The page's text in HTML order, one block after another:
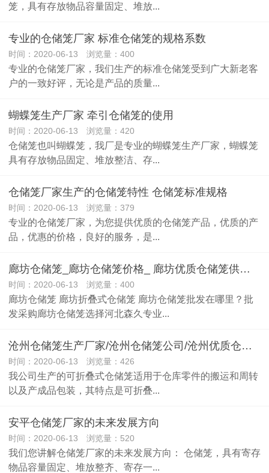
笼，具有存放物品容量固定、堆放...
专业的仓储笼厂家 标准仓储笼的规格系数
时间：2020-06-13 浏览量：400
专业的仓储笼厂家，我们生产的标准仓储笼受到广大新老客
户的一致好评，无论是产品的质量...
蝴蝶笼生产厂家 牵引仓储笼的使用
时间：2020-06-13 浏览量：420
仓储笼也叫蝴蝶笼，我厂是专业的蝴蝶笼生产厂家，蝴蝶笼
具有存放物品固定、堆放整洁、存...
仓储笼厂家生产的仓储笼特性 仓储笼标准规格
时间：2020-06-13 浏览量：379
专业的仓储笼厂家，为您提供优质的仓储笼产品，优质的产
品，优惠的价格，良好的服务，是...
廊坊仓储笼_廊坊仓储笼价格_ 廊坊优质仓储笼供应商
时间：2020-06-13 浏览量：400
廊坊仓储笼 廊坊折叠式仓储笼 廊坊仓储笼批发在哪里？批
发采购廊坊仓储笼选择河北森久专业...
沧州仓储笼生产厂家/沧州仓储笼公司/沧州优质仓储笼供应商
时间：2020-06-13 浏览量：426
我公司生产的可折叠式仓储笼适用于仓库零件的搬运和周转
以及产成品包装，其特点是可折叠...
安平仓储笼厂家的未来发展方向
时间：2020-06-13 浏览量：520
我们您讲解仓储笼厂家的未来发展方向： 仓储笼，具有寄存
物品容量固定、堆放整齐、寄存一...